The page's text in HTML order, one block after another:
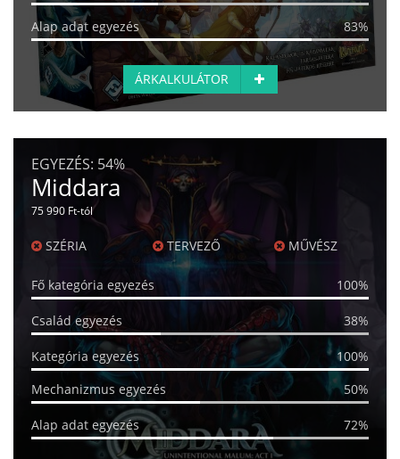
Alap adat egyezés 83%
ÁRKALKULÁTOR
EGYEZÉS: 54%
Middara
75 990 Ft-tól
SZÉRIA TERVEZŐ MŰVÉSZ
Fő kategória egyezés 100%
Család egyezés 38%
Kategória egyezés
100%
Mechanizmus egyezés
50%
Alap adat egyezés 72%